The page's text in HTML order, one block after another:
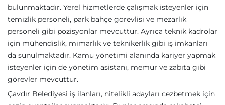
bulunmaktadır. Yerel hizmetlerde çalışmak isteyenler için
temizlik personeli, park bahçe görevlisi ve mezarlık
personeli gibi pozisyonlar mevcuttur. Ayrıca teknik kadrolar
için mühendislik, mimarlık ve teknikerlik gibi iş imkanları
da sunulmaktadır. Kamu yönetimi alanında kariyer yapmak
isteyenler için de yönetim asistanı, memur ve zabıta gibi
görevler mevcuttur.
Çavdır Belediyesi iş ilanları, nitelikli adayları cezbetmek için